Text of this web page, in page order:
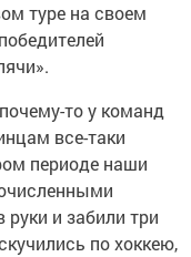
туре на своем
то у команд
все-таки
периоде наши
и забили три
по хоккею,